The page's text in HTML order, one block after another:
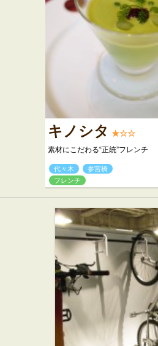
キノシタ ★☆☆
素材にこだわる“正統”フレンチ
代々木
参宮橋
フレンチ